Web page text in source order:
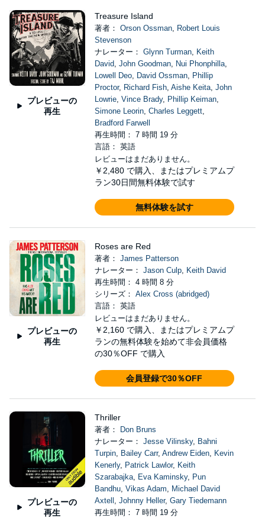
プレビューの
再生
Treasure Island
著者： Orson Ossman, Robert Louis
Stevenson
ナレーター： Glynn Turman, Keith
David, John Goodman, Nui Phonphilla,
Lowell Deo, David Ossman, Phillip
Proctor, Richard Fish, Aishe Keita, John
Lowrie, Vince Brady, Phillip Keiman,
Simone Leorin, Charles Leggett,
Bradford Farwell
再生時間： 7 時間 19 分
言語： 英語
レビューはまだありません。
￥2,480 で購入、またはプレミアムプ
ラン30日間無料体験で試す
無料体験を試す
プレビューの
再生
Roses are Red
著者： James Patterson
ナレーター： Jason Culp, Keith David
再生時間： 4 時間 8 分
シリーズ： Alex Cross (abridged)
言語： 英語
レビューはまだありません。
￥2,160 で購入、またはプレミアムプ
ランの無料体験を始めて非会員価格
の30％OFF で購入
会員登録で30％OFF
プレビューの
再生
Thriller
著者：
Don Bruns
ナレーター： Jesse Vilinsky, Bahni
Turpin, Bailey Carr, Andrew Eiden, Kevin
Kenerly, Patrick Lawlor, Keith
Szarabajka, Eva Kaminsky, Pun
Bandhu, Vikas Adam, Michael David
Axtell , Johnny Heller, Gary Tiedemann
再生時間： 7 時間 19 分